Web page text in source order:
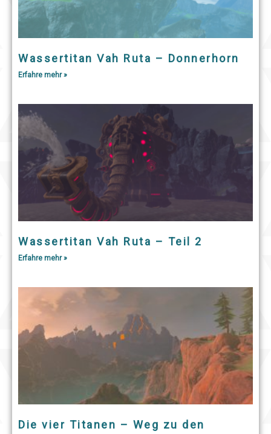
Wassertitan Vah Ruta – Donnerhorn
Erfahre mehr »
Wassertitan Vah Ruta – Teil 2
Erfahre mehr »
Die vier Titanen – Weg zu den